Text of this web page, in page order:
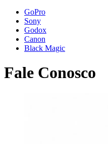
GoPro
Sony
Godox
Canon
Black Magic
Fale Conosco